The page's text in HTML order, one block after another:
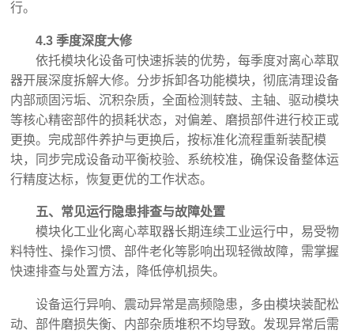
行。
4.3 季度深度大修
依托模块化设备可快速拆装的优势，每季度对离心萃取
器开展深度拆解大修。分步拆卸各功能模块，彻底清理设备
内部顽固污垢、沉积杂质，全面检测转鼓、主轴、驱动模块
等核心精密部件的损耗状态，对偏差、磨损部件进行校正或
更换。完成部件养护与更换后，按标准化流程重新装配模
块，同步完成设备动平衡校验、系统校准，确保设备整体运
行精度达标，恢复更优的工作状态。
五、常见运行隐患排查与故障处置
模块化工业化离心萃取器长期连续工业运行中，易受物
料特性、操作习惯、部件老化等影响出现轻微故障，需掌握
快速排查与处置方法，降低停机损失。
设备运行异响、震动异常是高频隐患，多由模块装配松
动、部件磨损失衡、内部杂质堆积不均导致。发现异常后需